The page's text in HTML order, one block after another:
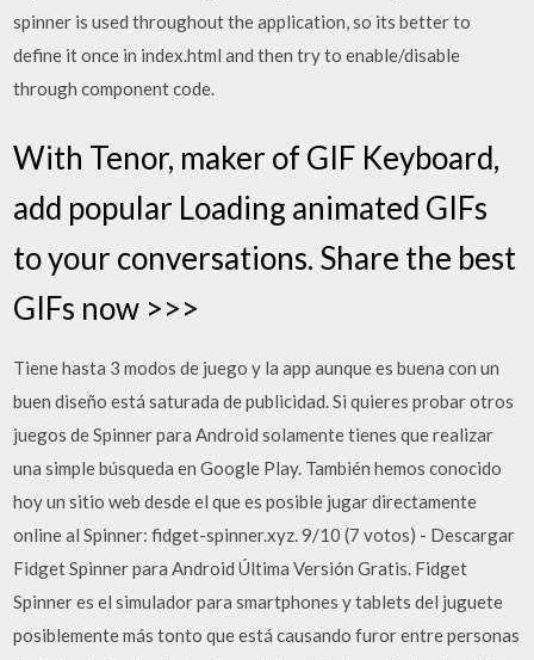
spinner is used throughout the application, so its better to
define it once in index.html and then try to enable/disable
through component code.
With Tenor, maker of GIF Keyboard,
add popular Loading animated GIFs
to your conversations. Share the best
GIFs now >>>
Tiene hasta 3 modos de juego y la app aunque es buena con un
buen diseño está saturada de publicidad. Si quieres probar otros
juegos de Spinner para Android solamente tienes que realizar
una simple búsqueda en Google Play. También hemos conocido
hoy un sitio web desde el que es posible jugar directamente
online al Spinner: fidget-spinner.xyz. 9/10 (7 votos) - Descargar
Fidget Spinner para Android Última Versión Gratis. Fidget
Spinner es el simulador para smartphones y tablets del juguete
posiblemente más tonto que está causando furor entre personas